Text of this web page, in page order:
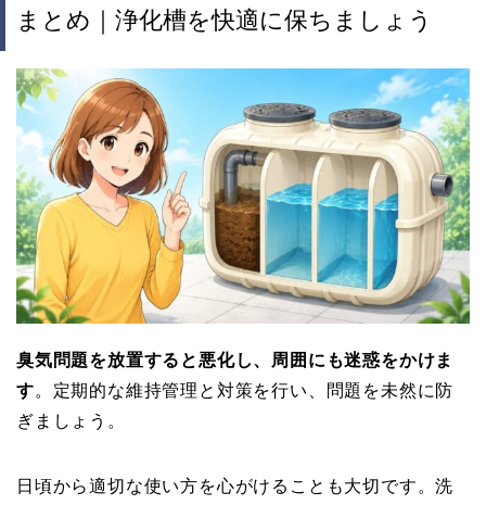
まとめ｜浄化槽を快適に保ちましょう
臭気問題を放置すると悪化し、周囲にも迷惑をかけま
す。定期的な維持管理と対策を行い、問題を未然に防
ぎましょう。
日頃から適切な使い方を心がけることも大切です。洗